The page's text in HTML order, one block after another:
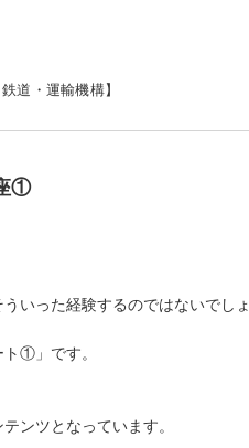
道・運輸機構】
①
いった経験するのではないでしょ
①」です。
ンツとなっています。